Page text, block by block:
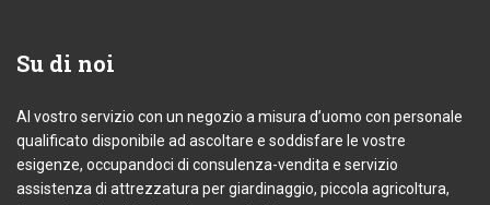
Su di noi
Al vostro servizio con un negozio a misura d’uomo con personale
qualificato disponibile ad ascoltare e soddisfare le vostre
esigenze, occupandoci di consulenza-vendita e servizio
assistenza di attrezzatura per giardinaggio, piccola agricoltura,